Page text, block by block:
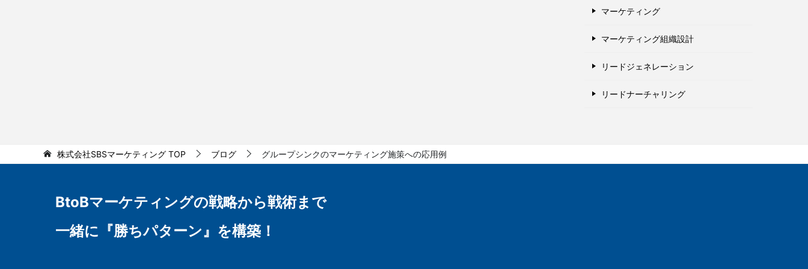
マーケティング
マーケティング組織設計
リードジェネレーション
リードナーチャリング
株式会社SBSマーケティング TOP ブログ グループシンクのマーケティング施策への応用例
BtoBマーケティングの戦略から戦術まで
一緒に『勝ちパターン』を構築！